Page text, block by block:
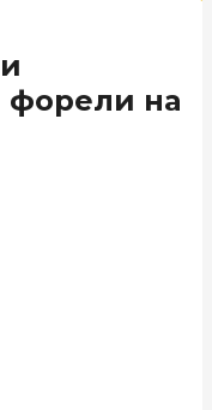
форели на